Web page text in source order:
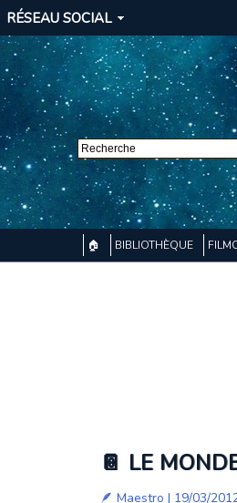
RÉSEAU SOCIAL
🏠 BIBLIOTHÈQUE
📔 LE
🪶 Maestro | 19/03/